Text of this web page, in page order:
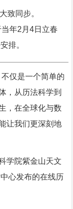
致同步。
年2月4日立春
排。
仅是一个简单的
，从历法科学到
，在全球化与数
让我们更深刻地
学院紫金山天文
心发布的在线历